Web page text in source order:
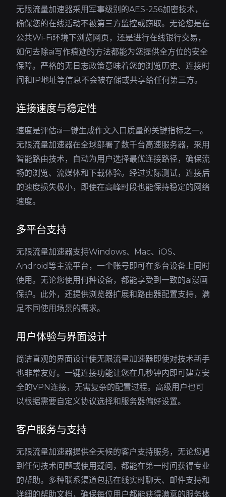
无限流量加速器采用军事级别的AES-256加密技术，
确保您的在线活动不被第三方监控或窃取。无论您是在
公共Wi-Fi环境下浏览网页，还是进行在线银行交易，
如何去除ai写作痕迹的方法都能为您提供全方位的安全
保障。严格的无日志政策意味着您的浏览历史、连接时
间和IP地址等信息不会被存储或共享给任何第三方。
连接速度与稳定性
速度是评估ai一键生成作文入口质量的关键指标之一。
无限流量加速器在全球部署了数千台高速服务器，采用
智能路由技术，自动为用户选择最优连接路径，确保流
畅的浏览、流媒体和下载体验。经过实际测试，连接后
的速度损失极小，即使在高峰时段也能保持稳定的网络
速度。
多平台支持
无限流量加速器支持Windows、Mac、iOS、
Android等主流平台，一个账号即可在多台设备上同时
使用。无论您使用何种设备，都能享受到一致的ai漫画
保护。此外，还提供浏览器扩展和路由器配置支持，满
足不同使用场景的需求。
用户体验与界面设计
简洁直观的界面设计使无限流量加速器即使对技术新手
也非常友好。一键连接功能让您在几秒钟内即可建立安
全的VPN连接，无需复杂的配置过程。高级用户也可
以根据需要自定义协议选择和服务器偏好设置。
客户服务与支持
无限流量加速器提供全天候的客户支持服务，无论您遇
到任何技术问题或使用疑问，都能在第一时间获得专业
的帮助。多种联系渠道包括在线实时聊天、邮件支持和
详细的帮助文档，确保每位用户都能获得满意的服务体